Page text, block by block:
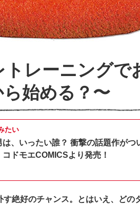
レーニングで
始める？〜
たい
、いったい誰？ 衝撃の話題作がつ
コドモエCOMICSより発売！
絶好のチャンス。とはいえ、どの